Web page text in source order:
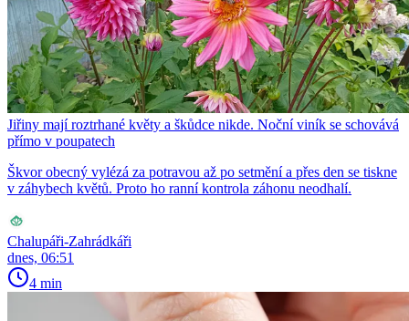
Jiřiny mají roztrhané květy a škůdce nikde. Noční viník se schovává
přímo v poupatech
Škvor obecný vylézá za potravou až po setmění a přes den se tiskne
v záhybech květů. Proto ho ranní kontrola záhonu neodhalí.
Chalupáři-Zahrádkáři
dnes, 06:51
4 min